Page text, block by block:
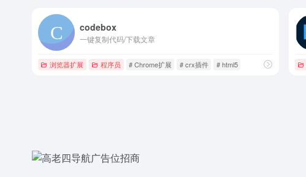
codebox
一键复制代码/下载文章
浏览器扩展 程序员 # Chrome扩展 # crx插件 # html5